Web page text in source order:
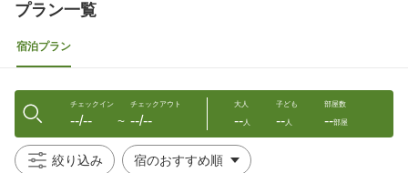
プラン一覧
宿泊プラン
チェックイン
--/-- 〜
チェックアウト
--/--
大人
--人
子ども
--人
部屋数
--部屋
絞り込み